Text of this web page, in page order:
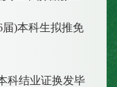
届)本科生拟推免
科结业证换发毕